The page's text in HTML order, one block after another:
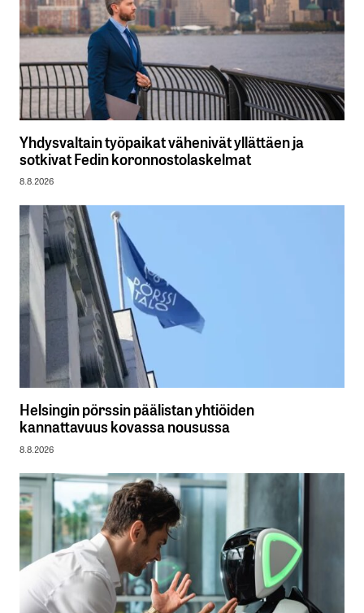
Yhdysvaltain työpaikat vähenivät yllättäen ja
sotkivat Fedin koronnostolaskelmat
8.8.2026
Helsingin pörssin päälistan yhtiöiden
kannattavuus kovassa nousussa
8.8.2026